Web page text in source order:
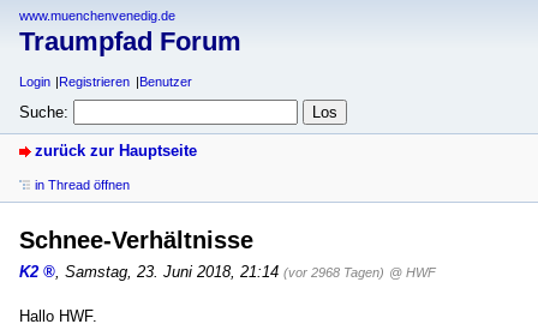
www.muenchenvenedig.de
Traumpfad Forum
Login Registrieren Benutzer
Suche:
zurück zur Hauptseite
in Thread öffnen
Schnee-Verhältnisse
K2 Samstag, 23. Juni 2018, 21:14 (vor 2968 Tagen) @ HWF
Hallo HWF.